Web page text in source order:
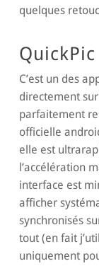
quelques
QuickPic
C’est un des
directement
parfaitement
officielle
elle est
l’accélération
interface est
afficher
synchronisés
tout (en fait
uniquement